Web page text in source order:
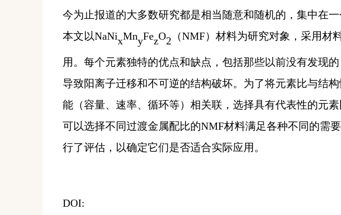
今为止报道的大多数研究都是相当随意和随机的，集中在
本文以NaNixMnyFezO2 （NMF）材料为研究对象，采用材
用。每个元素独特的优点和缺点，包括那些以前没有发现
导致阳离子迁移和不可逆的结构破坏。为了将元素比与结
能（容量、速率、循环等）相关联，选择具有代表性的元
可以选择不同过渡金属配比的NMF材料满足各种不同的需
行了评估，以确定它们是否适合实际应用。
DOI: